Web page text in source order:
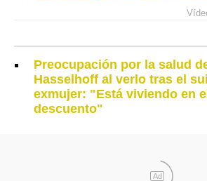
Preocupación por la salud
Hasselhoff al verlo tras el
exmujer: "Está viviendo en
descuento"
Ad